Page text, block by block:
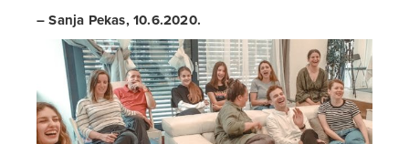
– Sanja Pekas, 10.6.2020.